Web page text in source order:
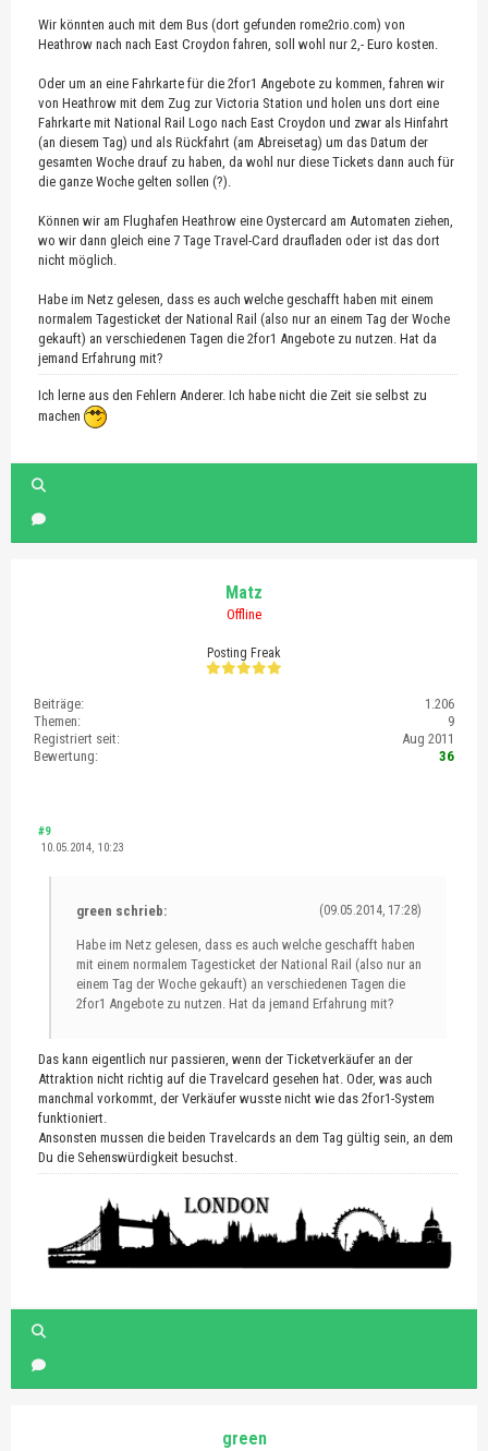
Wir könnten auch mit dem Bus (dort gefunden rome2rio.com) von
Heathrow nach nach East Croydon fahren, soll wohl nur 2,- Euro kosten.
Oder um an eine Fahrkarte für die 2for1 Angebote zu kommen, fahren wir
von Heathrow mit dem Zug zur Victoria Station und holen uns dort eine
Fahrkarte mit National Rail Logo nach East Croydon und zwar als Hinfahrt
(an diesem Tag) und als Rückfahrt (am Abreisetag) um das Datum der
gesamten Woche drauf zu haben, da wohl nur diese Tickets dann auch für
die ganze Woche gelten sollen (?).
Können wir am Flughafen Heathrow eine Oystercard am Automaten ziehen,
wo wir dann gleich eine 7 Tage Travel-Card draufladen oder ist das dort
nicht möglich.
Habe im Netz gelesen, dass es auch welche geschafft haben mit einem
normalem Tagesticket der National Rail (also nur an einem Tag der Woche
gekauft) an verschiedenen Tagen die 2for1 Angebote zu nutzen. Hat da
jemand Erfahrung mit?
Ich lerne aus den Fehlern Anderer. Ich habe nicht die Zeit sie selbst zu
machen
Matz
Offline
Posting Freak
Beiträge:
1.206
Themen:
9
Registriert seit:
Aug 2011
Bewertung:
36
#9
10.05.2014, 10:23
(09.05.2014, 17:28)
green schrieb:
Habe im Netz gelesen, dass es auch welche geschafft haben
mit einem normalem Tagesticket der National Rail (also nur an
einem Tag der Woche gekauft) an verschiedenen Tagen die
2for1 Angebote zu nutzen. Hat da jemand Erfahrung mit?
Das kann eigentlich nur passieren, wenn der Ticketverkäufer an der
Attraktion nicht richtig auf die Travelcard gesehen hat. Oder, was auch
manchmal vorkommt, der Verkäufer wusste nicht wie das 2for1-System
funktioniert.
Ansonsten mussen die beiden Travelcards an dem Tag gültig sein, an dem
Du die Sehenswürdigkeit besuchst.
green